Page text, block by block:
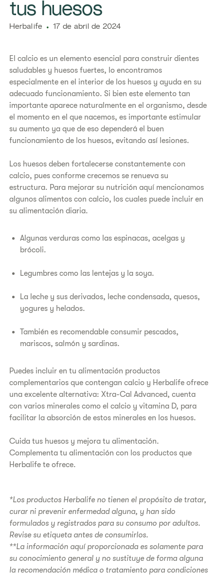
tus huesos
Herbalife 17 de abril de 2024
El calcio es un elemento esencial para construir dientes
saludables y huesos fuertes, lo encontramos
especialmente en el interior de los huesos y ayuda en su
adecuado funcionamiento. Si bien este elemento tan
importante aparece naturalmente en el organismo, desde
el momento en el que nacemos, es importante estimular
su aumento ya que de eso dependerá el buen
funcionamiento de los huesos, evitando así lesiones.
Los huesos deben fortalecerse constantemente con
calcio, pues conforme crecemos se renueva su
estructura. Para mejorar su nutrición aquí mencionamos
algunos alimentos con calcio, los cuales puede incluir en
su alimentación diaria.
Algunas verduras como las espinacas, acelgas y
brócoli.
Legumbres como las lentejas y la soya.
La leche y sus derivados, leche condensada, quesos,
yogures y helados.
También es recomendable consumir pescados,
mariscos, salmón y sardinas.
Puedes incluir en tu alimentación productos
complementarios que contengan calcio y Herbalife ofrece
una excelente alternativa: Xtra-Cal Advanced, cuenta
con varios minerales como el calcio y vitamina D, para
facilitar la absorción de estos minerales en los huesos.
Cuida tus huesos y mejora tu alimentación.
Complementa tu alimentación con los productos que
Herbalife te ofrece.
*Los productos Herbalife no tienen el propósito de tratar,
curar ni prevenir enfermedad alguna, y han sido
formulados y registrados para su consumo por adultos.
Revise su etiqueta antes de consumirlos.
**La información aquí proporcionada es solamente para
su conocimiento general y no sustituye de forma alguna
la recomendación médica o tratamiento para condiciones